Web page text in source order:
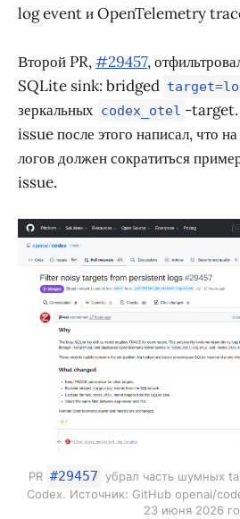
log event и OpenTelemetry
Второй PR,#29457,
SQLite sink: bridged
зеркальных codex_otel -target.
issue после этого написал, что
логов должен сократиться
issue.
PR #29457 убрал часть шумных
Codex. Источник: GitHub openai/
23 июня 2026